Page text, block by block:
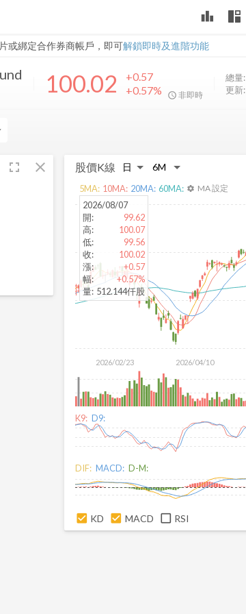
leaderboard
或綁定合作券商帳戶，即可解鎖即時及進階功能
走勢
100.02
+0.57
+0.57%
非即時
總量:
更新:
fullscreen close 股價K線
2026/02/23 2026/04/10
2026/08/07
開:
99.62
高:
100.07
低:
99.56
收:
100.02
漲:
+0.57
幅:
+0.57%
量: 512.144仟股
5MA: 10MA: 20MA: 60MA: settings MA 設定
K9: D9:
DIF: MACD: D-M:
KD MACD RSI